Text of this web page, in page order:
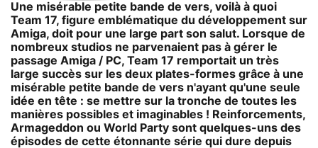
Une misérable petite bande de vers, voilà à quoi
Team 17, figure emblématique du développement sur
Amiga, doit pour une large part son salut. Lorsque de
nombreux studios ne parvenaient pas à gérer le
passage Amiga / PC, Team 17 remportait un très
large succès sur les deux plates-formes grâce à une
misérable petite bande de vers n'ayant qu'une seule
idée en tête : se mettre sur la tronche de toutes les
manières possibles et imaginables ! Reinforcements,
Armageddon ou World Party sont quelques-uns des
épisodes de cette étonnante série qui dure depuis